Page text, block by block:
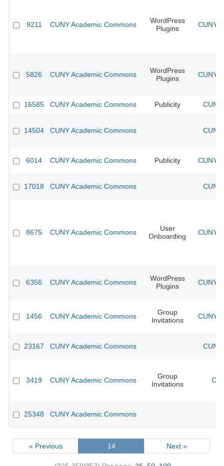
9211 CUNY Academic Commons
WordPress
Plugins
CUNY
5826 CUNY Academic Commons
WordPress
Plugins
CUNY
16585 CUNY Academic Commons Publicity
14504 CUNY Academic Commons
6014 CUNY Academic Commons Publicity CUNY
17018 CUNY Academic Commons
8675 CUNY Academic Commons
User
Onboarding
CUNY
6356 CUNY Academic Commons
WordPress
Plugins
CUNY
1456 CUNY Academic Commons
Group
Invitations
CUNY
23167 CUNY Academic Commons
3419 CUNY Academic Commons
Group
Invitations
25348 CUNY Academic Commons
« Previous 14 Next »